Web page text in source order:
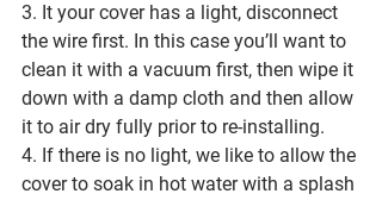
3. It your cover has a light, disconnect
the wire first. In this case you’ll want to
clean it with a vacuum first, then wipe it
down with a damp cloth and then allow
it to air dry fully prior to re-installing.
4. If there is no light, we like to allow the
cover to soak in hot water with a splash